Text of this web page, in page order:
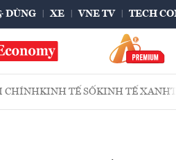
DÙNG XE VNE TV TECH
CHÍNHKINH TẾ SỐKINH TẾ XANH